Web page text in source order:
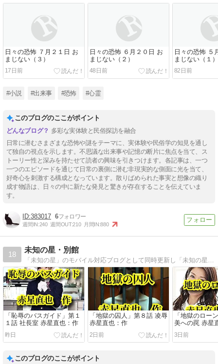
日々の恐怖 ７月２１日 お
まじない（３）
17日前
日々の恐怖 ６月２０日 お
まじない（２）
48日前
日々の恐怖 ５
まじない（１）
82日前
#小説 #出来事 #恐怖 #心霊
このブログのここがポイント
多彩な実体験と民俗探訪を融合
日常に潜むさまざまな恐怖や謎をテーマに、実体験や民俗学の知見を通し
て独自の視点を示します。不思議な出来事や記憶の断片に焦点を当て、ス
トーリー性と深みを持たせて読者の興味を引きつけます。各記事は、一つ
一つのエピソードを通じて日常の裏側に潜む非現実的な側面に光を当て、
好奇心を刺激する構成となっています。散りばめられた事実と想像の織り
成す物語は、日々の中に新たな発見と驚きが存在することを伝えていま
す。
383017 6
週間IN:240 週間OUT:210 月間IN:880
18
未知の星・別館
「未知の星」のモバイル対応ブログとして同時更新し「未知の星」未更新日に、リニューアル作品を公開してます。
「恥辱のバスガイド」第１
１話 社長室 赤星直也：作
昨日
「地獄の囚人」第８話 凌辱
赤星直也：作
2日前
「地獄のロー
美への罠 赤星
3日前
このブログのここがポイント